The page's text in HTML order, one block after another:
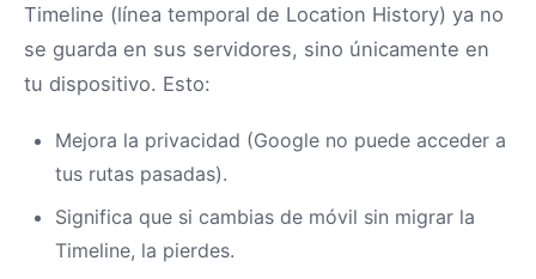
Timeline (línea temporal de Location History) ya no
se guarda en sus servidores, sino únicamente en
tu dispositivo. Esto:
Mejora la privacidad (Google no puede acceder a
tus rutas pasadas).
Significa que si cambias de móvil sin migrar la
Timeline, la pierdes.